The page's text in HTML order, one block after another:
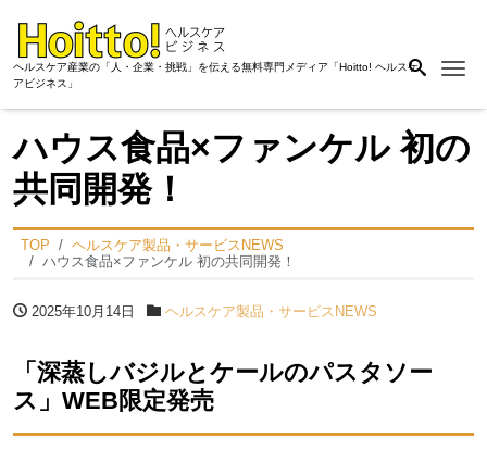
ヘルスケア産業の「人・企業・挑戦」を伝える無料専門メディア「Hoitto! ヘルスケ
アビジネス」
ハウス食品×ファンケル 初の
共同開発！
TOP
ヘルスケア製品・サービスNEWS
ハウス食品×ファンケル 初の共同開発！
2025年10月14日 ヘルスケア製品・サービスNEWS
「深蒸しバジルとケールのパスタソー
ス」WEB限定発売